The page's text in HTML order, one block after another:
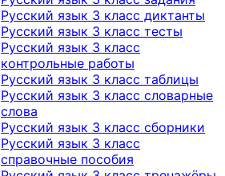
Русский язык 3 класс диктанты
Русский язык 3 класс тесты
Русский язык 3 класс
контрольные работы
Русский язык 3 класс таблицы
Русский язык 3 класс словарные
слова
Русский язык 3 класс сборники
Русский язык 3 класс
справочные пособия